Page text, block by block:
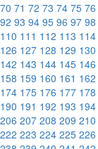
70 71 72 73 74 75 76
92 93 94 95 96 97 98
110 111 112 113 114
126 127 128 129 130
142 143 144 145 146
158 159 160 161 162
174 175 176 177 178
190 191 192 193 194
206 207 208 209 210
222 223 224 225 226